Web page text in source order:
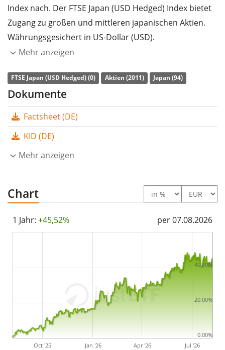
Index nach. Der FTSE Japan (USD Hedged) Index bietet
Zugang zu großen und mittleren japanischen Aktien.
Währungsgesichert in US-Dollar (USD).
(Gesamtkostenquote) des ETF liegt bei
p.a.. Der ETF bildet die Wertentwicklung des Index
durch
vollständige Replikation
werdenthesauriert
Der Vanguard FTSE Japan UCITS ETF USD Hedged
Accumulating ist ein kleiner ETF mit
Mehr anzeigen
FTSE Japan (USD Hedged) (0) Aktien (2011) Japan (94)
Dokumente
Factsheet (DE)
KID (DE)
Mehr anzeigen
Chart
1 Jahr: +45,52% per 07.08.2026
Oct '25 Jan '26 Apr '26 Jul '26
0.00%
20.00%
40.00%